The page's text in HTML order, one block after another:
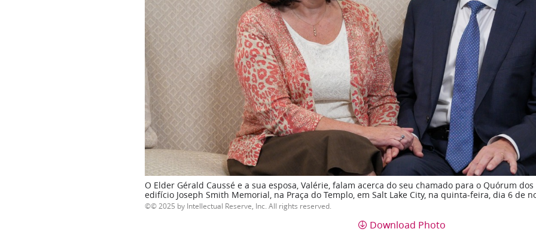
O Elder Gérald Caussé e a sua esposa, Valérie, falam acerca do seu chamado para o Quórum
edifício Joseph Smith Memorial, na Praça do Templo, em Salt Lake City, na quinta-feira, dia 6 de
© 2025 by Intellectual Reserve, Inc. All rights reserved.
Download Photo